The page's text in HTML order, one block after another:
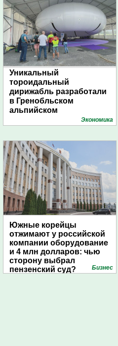
Уникальный
тороидальный
дирижабль разработали
в Гренобльском
альпийском
Экономика
Южные корейцы
отжимают у российской
компании оборудование
и 4 млн долларов: чью
сторону выбрал
пензенский суд?
Бизнес